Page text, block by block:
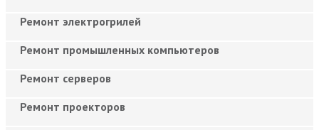
Ремонт электрогрилей
Ремонт промышленных компьютеров
Ремонт серверов
Ремонт проекторов